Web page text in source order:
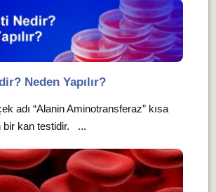
Neden Yapılır?
adı “Alanin Aminotransferaz” kısa
bir kan testidir. ...